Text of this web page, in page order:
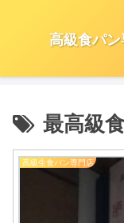
高級食パ
最高級
高級生食パン専門店